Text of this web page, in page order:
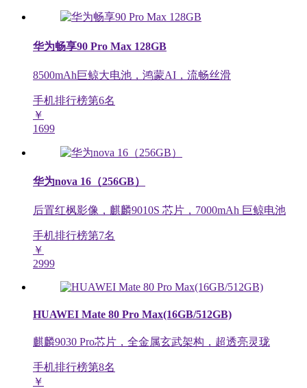
华为畅享90 Pro Max 128GB
8500mAh巨鲸大电池，鸿蒙AI，流畅丝滑
手机排行榜第6名
￥
1699
华为nova 16（256GB）
后置红枫影像，麒麟9010S 芯片，7000mAh 巨鲸电池
手机排行榜第7名
￥
2999
HUAWEI Mate 80 Pro Max(16GB/512GB)
麒麟9030 Pro芯片，全金属玄武架构，超透亮灵珑
手机排行榜第8名
￥